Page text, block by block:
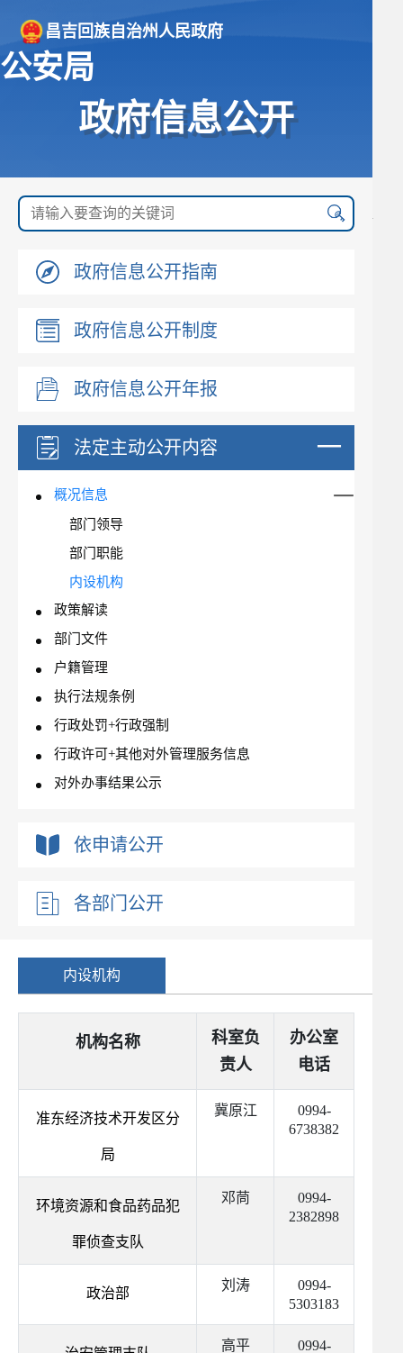
昌吉回族自治州人民政府
公安局
政府信息公开
政府信息公开指南
政府信息公开制度
政府信息公开年报
法定主动公开内容
概况信息
部门领导
部门职能
内设机构
政策解读
部门文件
户籍管理
执行法规条例
行政处罚+行政强制
行政许可+其他对外管理服务信息
对外办事结果公示
依申请公开
各部门公开
内设机构
机构名称
科室负
责人
办公室
电话
准东经济技术开发区分
局
冀原江
0994-
6738382
环境资源和食品药品犯
罪侦查支队
邓茼
0994-
2382898
政治部
刘涛
0994-
5303183
高平
0994-